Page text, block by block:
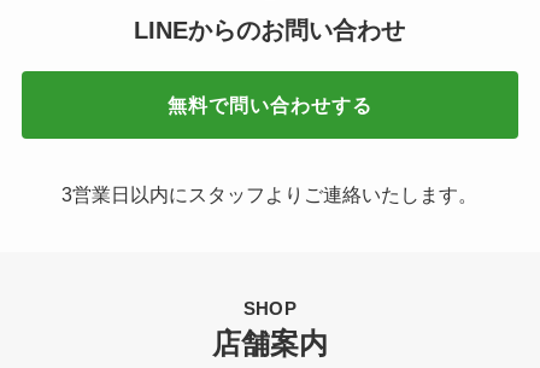
LINEからのお問い合わせ
無料で問い合わせする
3営業日以内にスタッフよりご連絡いたします。
SHOP
店舗案内